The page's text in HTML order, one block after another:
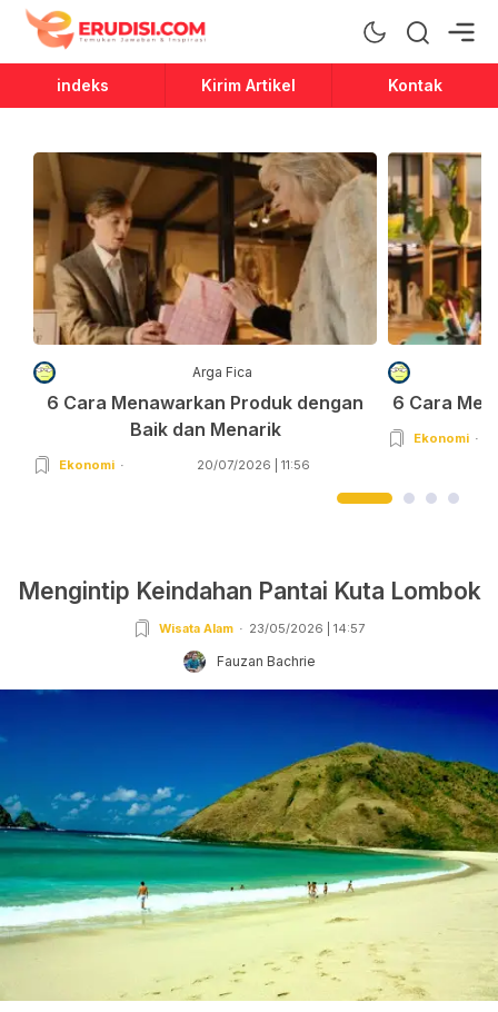
Erudisi
Temukan Jawaban dan Inspirasi
indeks Kirim Artikel Kontak
Arga Fica
6 Cara Menawarkan Produk dengan
Baik dan Menarik
Ekonomi 20/07/2026 | 11:56
6 Cara
Ekonomi
Mengintip Keindahan Pantai Kuta Lombok
Wisata Alam 23/05/2026 | 14:57
Fauzan Bachrie